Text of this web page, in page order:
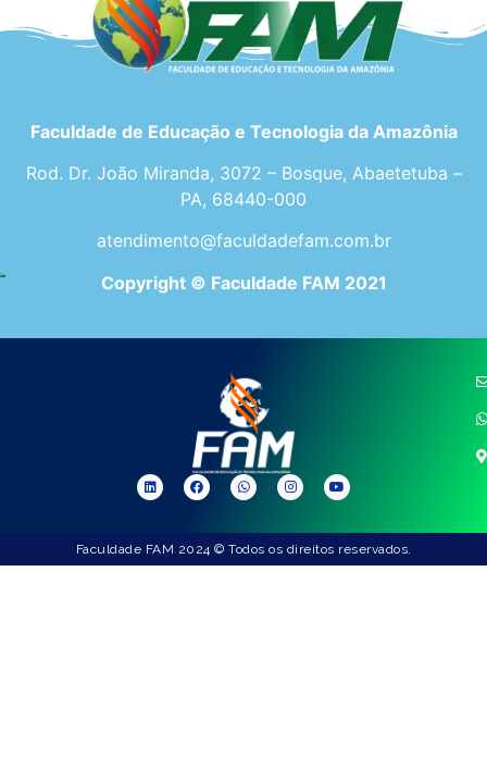
Faculdade de Educação e Tecnologia da Amazônia
Rod. Dr. João Miranda, 3072 – Bosque, Abaetetuba –
PA, 68440-000
atendimento@faculdadefam.com.br
Copyright © Faculdade FAM 2021
Faculdade FAM 2024 © Todos os direitos reservados.